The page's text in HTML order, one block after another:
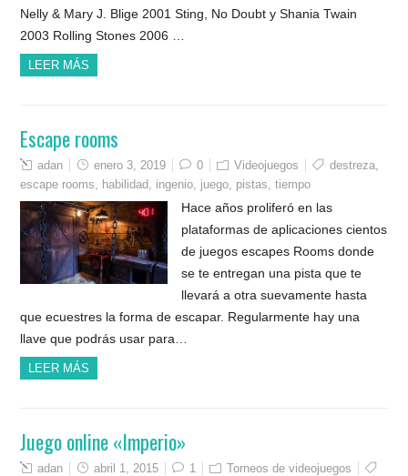
Nelly & Mary J. Blige 2001 Sting, No Doubt y Shania Twain
2003 Rolling Stones 2006 …
LEER MÁS
Escape rooms
adan enero 3, 2019 0 Videojuegos destreza
escape rooms
habilidad ingenio juego pistas ,tiempo
Hace años proliferó en las
plataformas de aplicaciones cientos
de juegos escapes Rooms donde
se te entregan una pista que te
llevará a otra suevamente hasta
que ecuestres la forma de escapar. Regularmente hay una
llave que podrás usar para…
LEER MÁS
Juego online «Imperio»
adan abril 1, 2015 1
Torneos de videojuegos